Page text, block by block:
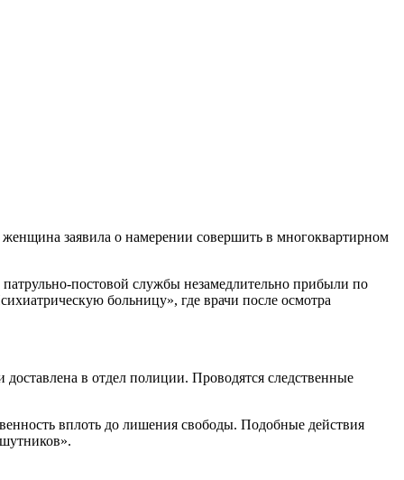
заявила о намерении совершить в многоквартирном
постовой службы незамедлительно прибыли по
больницу», где врачи после осмотра
в отдел полиции. Проводятся следственные
вплоть до лишения свободы. Подобные действия